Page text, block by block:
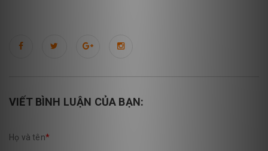
VIẾT BÌNH LUẬN CỦA BẠN:
Họ và tên*